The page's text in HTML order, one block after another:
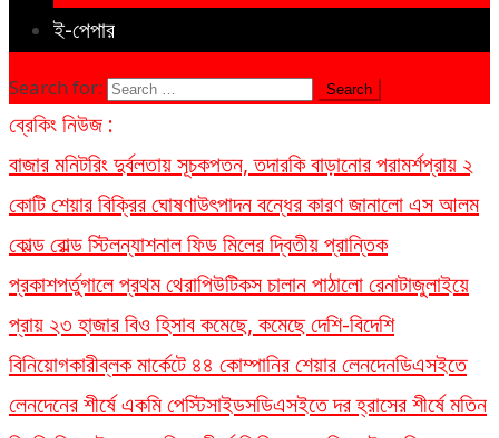
ই-পেপার
Search for:
ব্রেকিং নিউজ :
বাজার মনিটরিং দুর্বলতায় সূচকপতন, তদারকি বাড়ানোর পরামর্শপ্রায় ২
কোটি শেয়ার বিক্রির ঘোষণাউৎপাদন বন্ধের কারণ জানালো এস আলম
কোল্ড রোল্ড স্টিলন্যাশনাল ফিড মিলের দ্বিতীয় প্রান্তিক
প্রকাশপর্তুগালে প্রথম থেরাপিউটিকস চালান পাঠালো রেনাটাজুলাইয়ে
প্রায় ২৩ হাজার বিও হিসাব কমেছে, কমেছে দেশি-বিদেশি
বিনিয়োগকারীব্লক মার্কেটে ৪৪ কোম্পানির শেয়ার লেনদেনডিএসইতে
লেনদেনের শীর্ষে একমি পেস্টিসাইডসডিএসইতে দর হ্রাসের শীর্ষে মতিন